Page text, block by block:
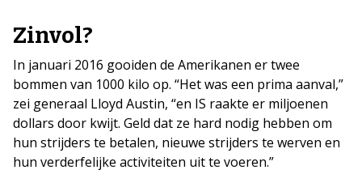
Zinvol?
In januari 2016 gooiden de Amerikanen er twee
bommen van 1000 kilo op. “Het was een prima aanval,”
zei generaal Lloyd Austin, “en IS raakte er miljoenen
dollars door kwijt. Geld dat ze hard nodig hebben om
hun strijders te betalen, nieuwe strijders te werven en
hun verderfelijke activiteiten uit te voeren.”